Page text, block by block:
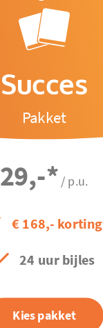
Succes
Pakket
29,-* / p.u.
€ 168,- korting
24 uur bijles
Kies pakket